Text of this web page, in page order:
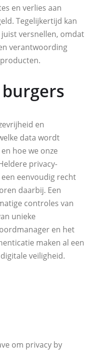
en verlies aan
Tegelijkertijd kan
versnellen, omdat
verantwoording
en
data wordt
hoe we onze
privacy-
eenvoudig recht
daarbij. Een
controles van
unieke
en het
maken al een
veiligheid.
om privacy by